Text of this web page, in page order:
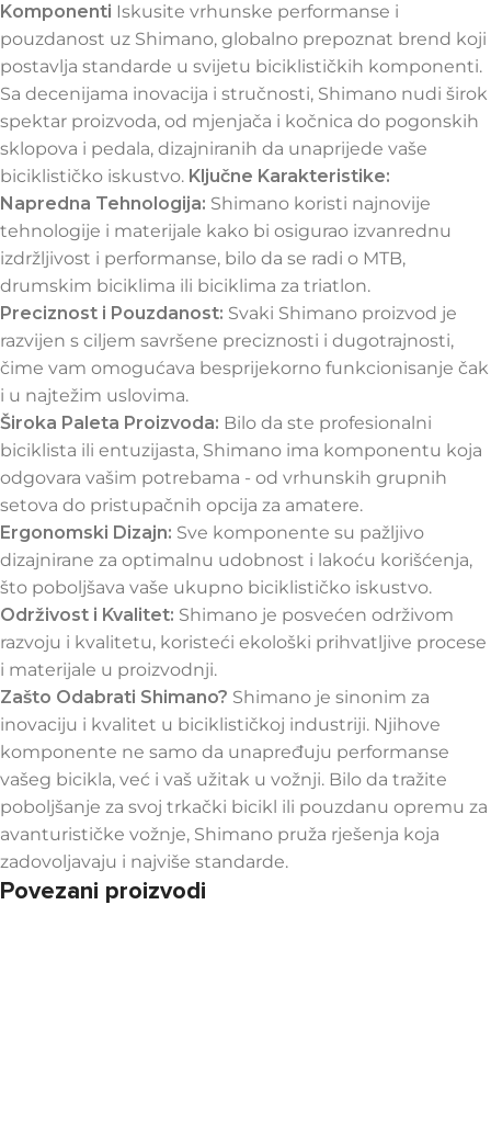
Komponenti Iskusite vrhunske performanse i
pouzdanost uz Shimano, globalno prepoznat brend koji
postavlja standarde u svijetu biciklističkih komponenti.
Sa decenijama inovacija i stručnosti, Shimano nudi širok
spektar proizvoda, od mjenjača i kočnica do pogonskih
sklopova i pedala, dizajniranih da unaprijede vaše
biciklističko iskustvo. Ključne Karakteristike:
Napredna Tehnologija: Shimano koristi najnovije
tehnologije i materijale kako bi osigurao izvanrednu
izdržljivost i performanse, bilo da se radi o MTB,
drumskim biciklima ili biciklima za triatlon.
Preciznost i Pouzdanost: Svaki Shimano proizvod je
razvijen s ciljem savršene preciznosti i dugotrajnosti,
čime vam omogućava besprijekorno funkcionisanje čak
i u najtežim uslovima.
Široka Paleta Proizvoda: Bilo da ste profesionalni
biciklista ili entuzijasta, Shimano ima komponentu koja
odgovara vašim potrebama - od vrhunskih grupnih
setova do pristupačnih opcija za amatere.
Ergonomski Dizajn: Sve komponente su pažljivo
dizajnirane za optimalnu udobnost i lakoću korišćenja,
što poboljšava vaše ukupno biciklističko iskustvo.
Održivost i Kvalitet: Shimano je posvećen održivom
razvoju i kvalitetu, koristeći ekološki prihvatljive procese
i materijale u proizvodnji.
Zašto Odabrati Shimano? Shimano je sinonim za
inovaciju i kvalitet u biciklističkoj industriji. Njihove
komponente ne samo da unapređuju performanse
vašeg bicikla, već i vaš užitak u vožnji. Bilo da tražite
poboljšanje za svoj trkački bicikl ili pouzdanu opremu za
avanturističke vožnje, Shimano pruža rješenja koja
zadovoljavaju i najviše standarde.
Povezani proizvodi